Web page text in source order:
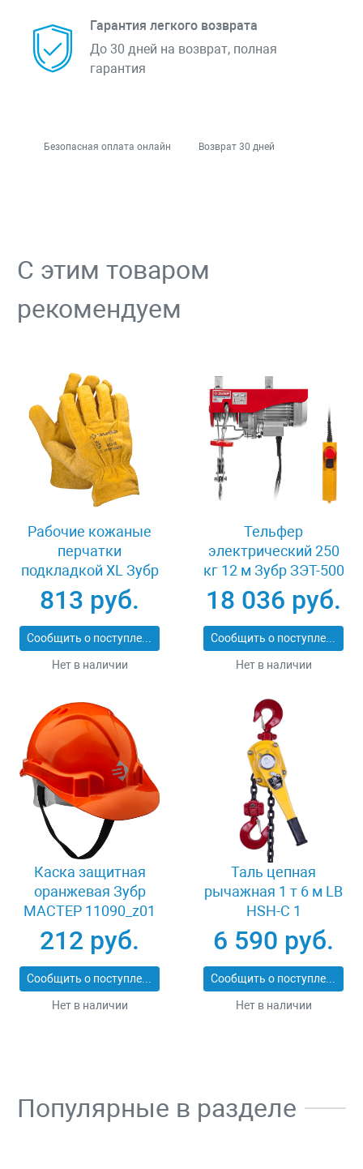
Гарантия легкого возврата
До 30 дней на возврат, полная
гарантия
Безопасная оплата онлайн Возврат 30 дней
С этим товаром
рекомендуем
Рабочие кожаные
перчатки
подкладкой XL Зубр
МАСТЕР 1135-XL
813 руб.
Сообщить о поступлении
Нет в наличии
Тельфер
электрический 250
кг 12 м Зубр ЗЭТ-500
18 036 руб.
Сообщить о поступлении
Нет в наличии
Каска защитная
оранжевая Зубр
МАСТЕР 11090_z01
212 руб.
Сообщить о поступлении
Нет в наличии
Таль цепная
рычажная 1 т 6 м LB
HSH-C 1
6 590 руб.
Сообщить о поступлении
Нет в наличии
Популярные в разделе